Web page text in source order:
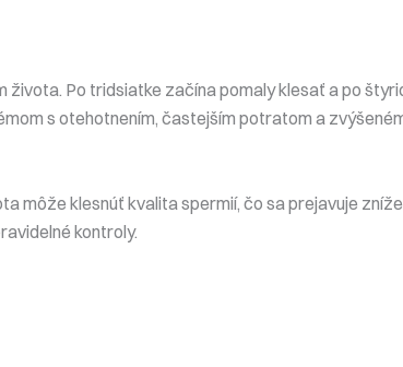
života. Po tridsiatke začína pomaly klesať a po
s otehotnením, častejším potratom a
môže klesnúť kvalita spermií, čo sa prejavuje
kontroly.